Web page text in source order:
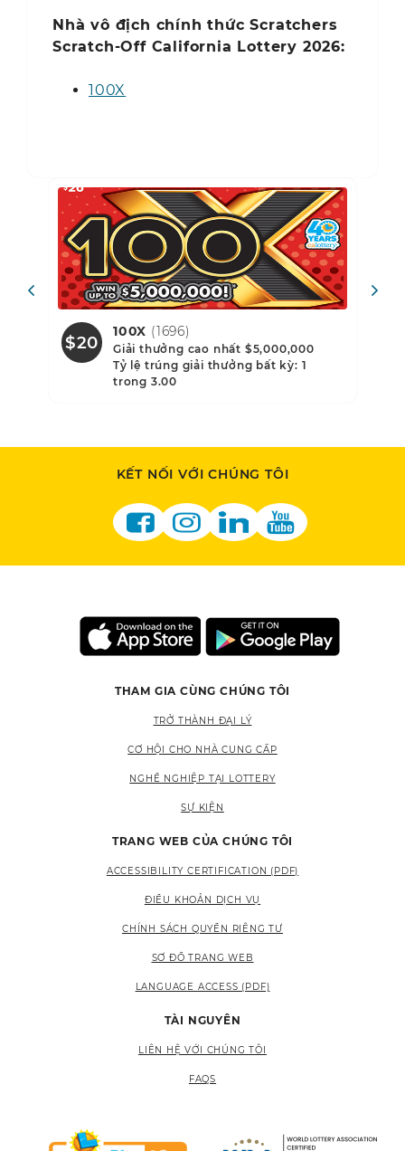
Nhà vô địch chính thức Scratchers
Scratch-Off California Lottery 2026:
100X
$20
100X (1696)
Giải thưởng cao nhất $5,000,000
Tỷ lệ trúng giải thưởng bất kỳ: 1
trong 3.00
KẾT NỐI VỚI CHÚNG TÔI
THAM GIA CÙNG CHÚNG TÔI
TRỞ THÀNH ĐẠI LÝ
CƠ HỘI CHO NHÀ CUNG CẤP
NGHỀ NGHIỆP TẠI LOTTERY
SỰ KIỆN
TRANG WEB CỦA CHÚNG TÔI
ACCESSIBILITY CERTIFICATION (PDF)
ĐIỀU KHOẢN DỊCH VỤ
CHÍNH SÁCH QUYỀN RIÊNG TƯ
SƠ ĐỒ TRANG WEB
LANGUAGE ACCESS (PDF)
TÀI NGUYÊN
LIÊN HỆ VỚI CHÚNG TÔI
FAQS